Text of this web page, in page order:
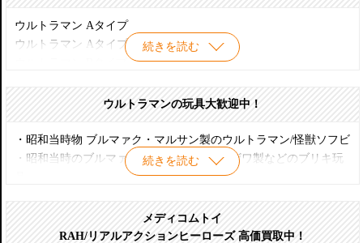
続きを読む
ウルトラマン Aタイプ
ウルトラマン Aタイプ Ver.2.0
ウルトラマン Cタイプ
ウルトラマン Cタイプ Ver.2.0
ニセウルトラマン
ニセウルトラマン リニューアル
ハヤタ隊員
ウルトラマンの玩具大歓迎中！
続きを読む
・昭和当時物 ブルマァク・マルサン製のウルトラマン/怪獣ソフビ
・昭和当時のブルマァク・マルサン・ヨネザワ製などのブリキ玩
・エクスプラス 大怪獣シリーズ
メディコムトイ
RAH/リアルアクションヒーローズ 高価買取中！